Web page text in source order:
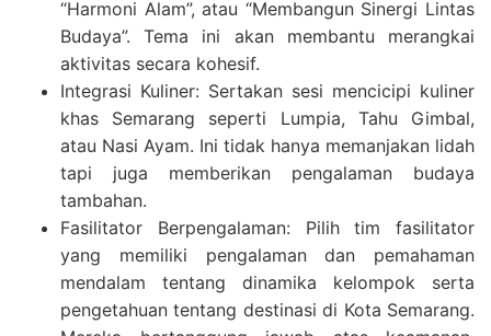
“Harmoni Alam”, atau “Membangun Sinergi Lintas
Budaya”. Tema ini akan membantu merangkai
aktivitas secara kohesif.
Integrasi Kuliner: Sertakan sesi mencicipi kuliner
khas Semarang seperti Lumpia, Tahu Gimbal,
atau Nasi Ayam. Ini tidak hanya memanjakan lidah
tapi juga memberikan pengalaman budaya
tambahan.
Fasilitator Berpengalaman: Pilih tim fasilitator
yang memiliki pengalaman dan pemahaman
mendalam tentang dinamika kelompok serta
pengetahuan tentang destinasi di Kota Semarang.